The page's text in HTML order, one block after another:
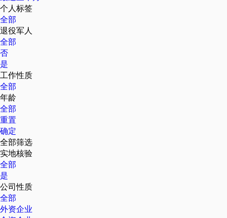
个人标签
全部
退役军人
全部
否
是
工作性质
全部
年龄
全部
重置
确定
全部筛选
实地核验
全部
是
公司性质
全部
外资企业